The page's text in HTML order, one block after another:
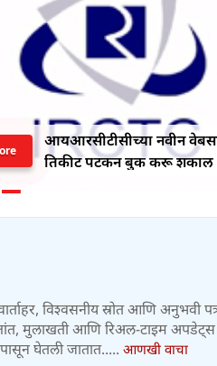
आयआरसीटीसीच्या नवीन
तिकीट पटकन बुक करू शकाल
विश्वसनीय स्रोत आणि अनुभवी
मुलाखती आणि रिअल-टाइम अपडेट्स
घेतली जातात..... आणखी वाचा